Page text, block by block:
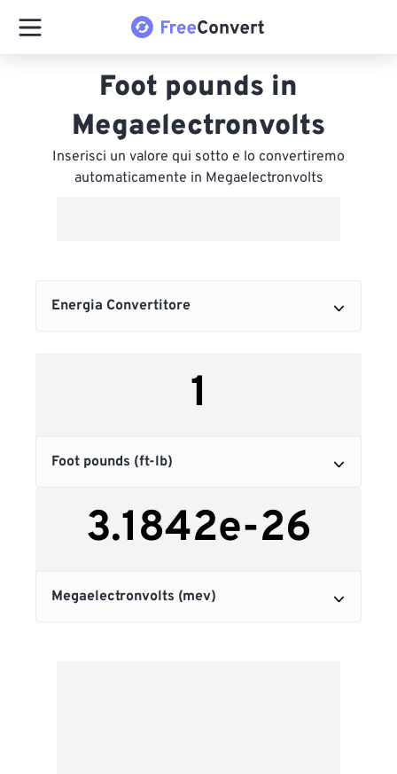
Foot pounds in
Megaelectronvolts
Inserisci un valore qui sotto e lo convertiremo
automaticamente in Megaelectronvolts